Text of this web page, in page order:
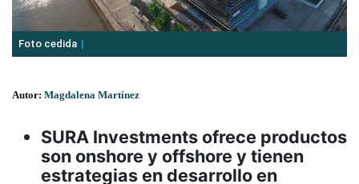
Foto cedida
Autor: Magdalena Martínez
SURA Investments ofrece productos
son onshore y offshore y tienen
estrategias en desarrollo en